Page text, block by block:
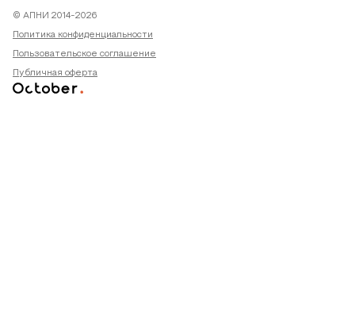
© АПНИ 2014-2026
Политика конфиденциальности
Пользовательское соглашение
Публичная оферта